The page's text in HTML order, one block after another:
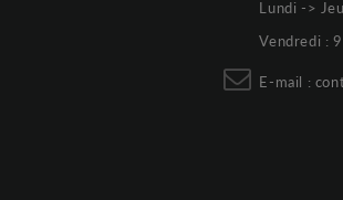
Lundi ->
Vendredi :
E-mail :